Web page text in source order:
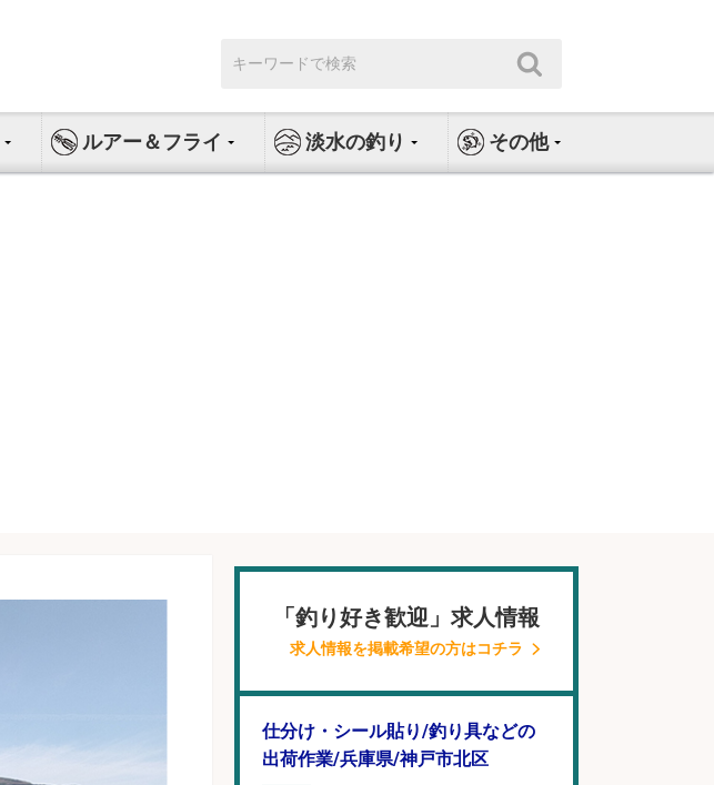
索:
ルアー＆フライ 淡水の釣り その他
「釣り好き歓迎」求人情報
求人情報を掲載希望の方はコチラ
仕分け・シール貼り/釣り具などの
出荷作業/兵庫県/神戸市北区